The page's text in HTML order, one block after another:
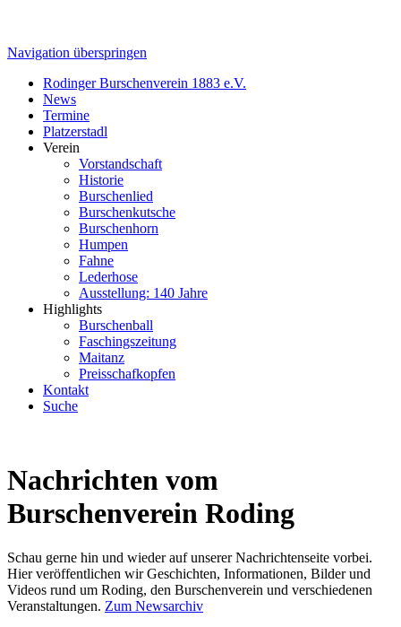
Navigation überspringen
Rodinger Burschenverein 1883 e.V.
News
Termine
Platzerstadl
Verein
Vorstandschaft
Historie
Burschenlied
Burschenkutsche
Burschenhorn
Humpen
Fahne
Lederhose
Ausstellung: 140 Jahre
Highlights
Burschenball
Faschingszeitung
Maitanz
Preisschafkopfen
Kontakt
Suche
Nachrichten vom
Burschenverein Roding
Schau gerne hin und wieder auf unserer Nachrichtenseite vorbei.
Hier veröffentlichen wir Geschichten, Informationen, Bilder und
Videos rund um Roding, den Burschenverein und verschiedenen
Veranstaltungen. Zum Newsarchiv